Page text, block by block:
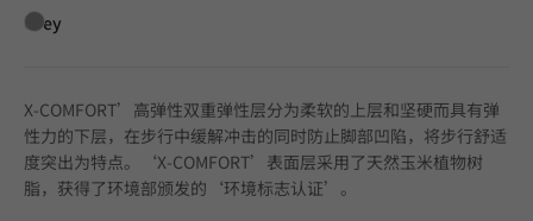
Grey
X-COMFORT’高弹性双重弹性层分为柔软的上层和坚硬而具有弹
性力的下层，在步行中缓解冲击的同时防止脚部凹陷，将步行舒适
度突出为特点。‘X-COMFORT’表面层采用了天然玉米植物树
脂，获得了环境部颁发的‘环境标志认证’。